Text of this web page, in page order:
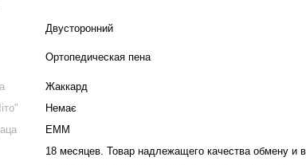
Двусторонний
Ортопедическая пена
Жаккард
Немає
EMM
18 месяцев. Товар надлежащего качества обмену и